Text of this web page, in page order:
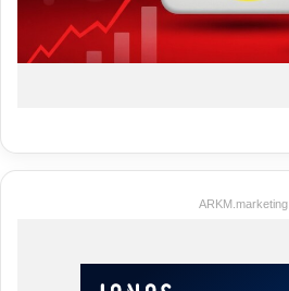
ARKM.marketing